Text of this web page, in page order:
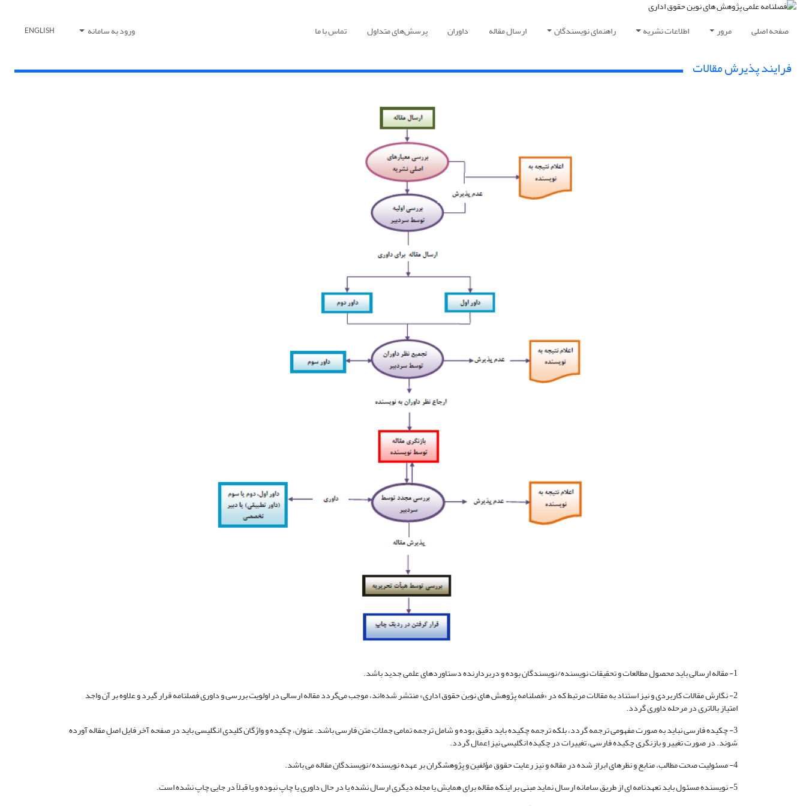
صفحه اصلی مرور اطلاعات نشریه راهنمای نویسندگان ارسال مقاله داوران پرسش‌های متداول تماس با ما ورود به سامانه ENGLISH
فرایند پذیرش مقالات
1- مقاله ارسالی باید محصول مطالعات و تحقیقات نویسنده/نویسندگان بوده و دربردارنده دستاوردهای علمی جدید باشد.
2- نگارش مقالات کاربردی و نیز استناد به مقالات مرتبط که در «فصلنامه پژوهش های نوین حقوق اداری» منتشر شده‌اند، موجب می‌گردد مقاله ارسالی در اولویت بررسی و داوری فصلنامه قرار گیرد و علاوه بر آن واجد
امتیاز بالاتری در مرحله داوری گردد.
3- چکیده فارسی نباید به صورت مفهومی ترجمه گردد، بلکه ترجمه چکیده باید دقیق بوده و شامل ترجمه تمامی جملاتِ متن فارسی باشد. عنوان، چکیده و واژگان کلیدی انگلیسی باید در صفحه آخر فایل اصلِ مقاله آورده
شوند. در صورت تغییر و بازنگری چکیده فارسی، تغییرات در چکیده انگلیسی نیز اِعمال گردد.
4- مسئولیت صحت مطالب، منابع و نظرهای ابراز شده در مقاله و نیز رعایت حقوق مؤلفین و پژوهشگران بر عهده نویسنده/نویسندگان مقاله می باشد.
5- نویسنده مسئول باید تعهدنامه ای از طریق سامانه ارسال نماید مبنی بر اینکه مقاله برای همایش یا مجله دیگری ارسال نشده یا در حال داوری یا چاپ نبوده و یا قبلاً در جایی چاپ نشده است.